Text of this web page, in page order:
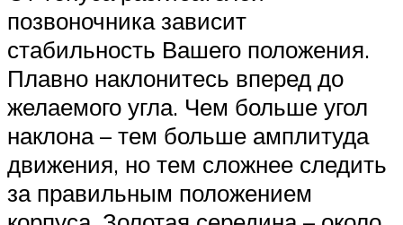
позвоночника зависит
стабильность Вашего положения.
Плавно наклонитесь вперед до
желаемого угла. Чем больше угол
наклона – тем больше амплитуда
движения, но тем сложнее следить
за правильным положением